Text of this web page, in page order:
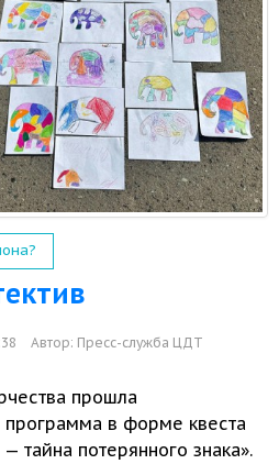
Автор: Пресс-служба ЦДТ
прошла
программа в форме квеста
тайна потерянного знака».